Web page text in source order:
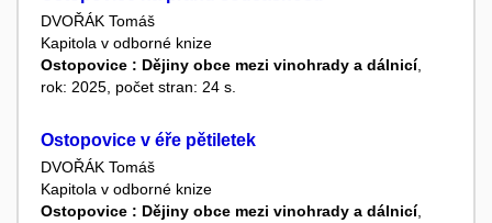
DVOŘÁK Tomáš
Kapitola v odborné knize
Ostopovice : Dějiny obce mezi vinohrady a dálnicí,
rok: 2025, počet stran: 24 s.
Ostopovice v éře pětiletek
DVOŘÁK Tomáš
Kapitola v odborné knize
Ostopovice : Dějiny obce mezi vinohrady a dálnicí,